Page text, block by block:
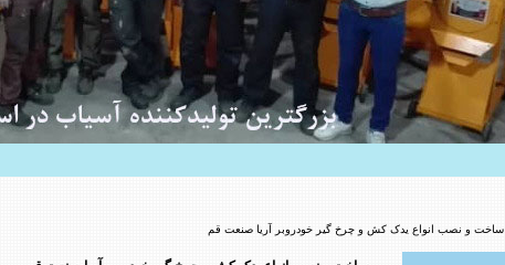
ساخت و نصب انواع یدک کش و چرخ گیر خودروبر آریا صنعت قم